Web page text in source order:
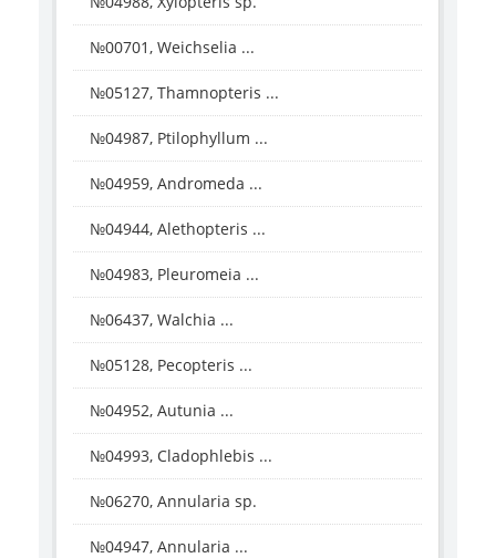
№00701, Weichselia ...
№05127, Thamnopteris ...
№04987, Ptilophyllum ...
№04959, Andromeda ...
№04944, Alethopteris ...
№04983, Pleuromeia ...
№06437, Walchia ...
№05128, Pecopteris ...
№04952, Autunia ...
№04993, Cladophlebis ...
№06270, Annularia sp.
№04947, Annularia ...